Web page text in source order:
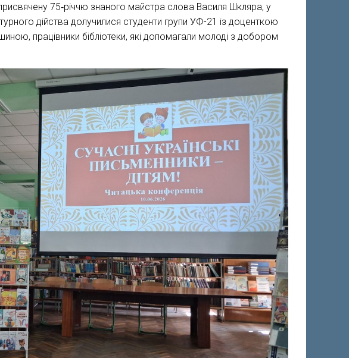
75‑річчю знаного майстра слова Василя Шкляра, у
дійства долучилися студенти групи УФ-21 із доценткою
працівники бібліотеки, які допомагали молоді з добором